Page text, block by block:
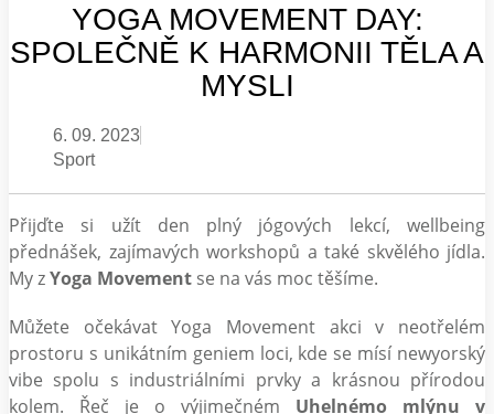
YOGA MOVEMENT DAY:
SPOLEČNĚ K HARMONII TĚLA A
MYSLI
6. 09. 2023
Sport
Přijďte si užít den plný jógových lekcí, wellbeing
přednášek, zajímavých workshopů a také skvělého jídla.
My zYoga Movement se na vás moc těšíme.
Můžete očekávat Yoga Movement akci v neotřelém
prostoru s unikátním geniem loci, kde se mísí newyorský
vibe spolu s industriálními prvky a krásnou přírodou
kolem. Řeč je o výjimečném Uhelnémo mlýnu v